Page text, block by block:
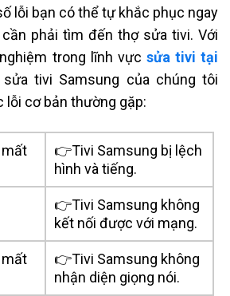
lỗi bạn có thể tự khắc phục ngay
phải tìm đến thợ sửa tivi. Với
trong lĩnh vực sửa tivi tại
tivi Samsung của chúng tôi
lỗi cơ bản thường gặp:
mất
👉Tivi Samsung bị lệch
hình và tiếng.
👉Tivi Samsung không
kết nối được với mạng.
👉Tivi Samsung không
nhận diện giọng nói.